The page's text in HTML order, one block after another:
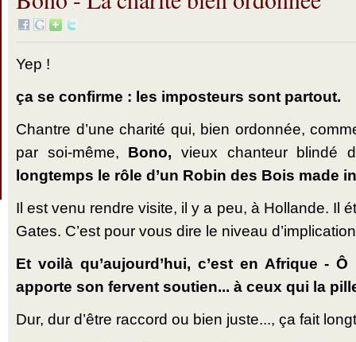
Yep !
ça se confirme : les imposteurs sont partout.
Chantre d’une charité qui, bien ordonnée,
par soi-même, Bono, vieux chanteur blindé
longtemps le rôle d’un Robin des Bois made
Il est venu rendre visite, il y a peu, à Hollande. Il
Gates. C’est pour vous dire le niveau
Et voilà qu’aujourd’hui, c’est en Afrique -
apporte son fervent soutien... à ceux qui la
Dur, dur d’être raccord ou bien juste..., ça fait